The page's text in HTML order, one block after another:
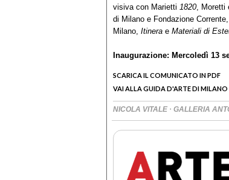
visiva con Marietti 1820, Moretti
di Milano e Fondazione
Milano, Itinera e Materiali di
Inaugurazione: Mercoledì 13
SCARICA IL COMUNICATO IN PDF
VAI ALLA GUIDA D'ARTE DI MILANO
NICOLA VITALE · GALLERIA